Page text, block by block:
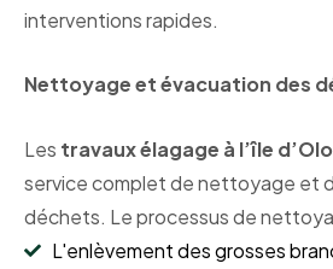
interventions rapides.
Nettoyage et évacuation des
Les travaux élagage à l’île
service complet de nettoyage et
déchets. Le processus de
L'enlèvement des grosses